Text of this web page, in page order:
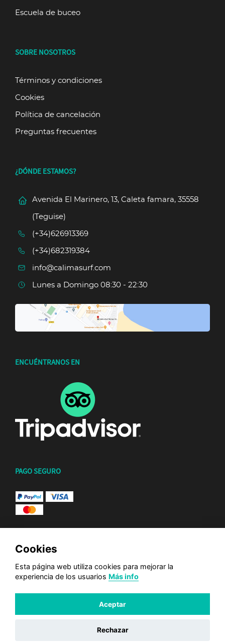
Escuela de buceo
SOBRE NOSOTROS
Términos y condiciones
Cookies
Política de cancelación
Preguntas frecuentes
¿DÓNDE ESTAMOS?
Avenida El Marinero, 13, Caleta famara, 35558
(Teguise)
(+34)626913369
(+34)682319384
info@calimasurf.com
Lunes a Domingo 08:30 - 22:30
ENCUÉNTRANOS EN
PAGO SEGURO
Cookies
Esta página web utiliza cookies para mejorar la
experiencia de los usuarios Más info
Aceptar
Rechazar